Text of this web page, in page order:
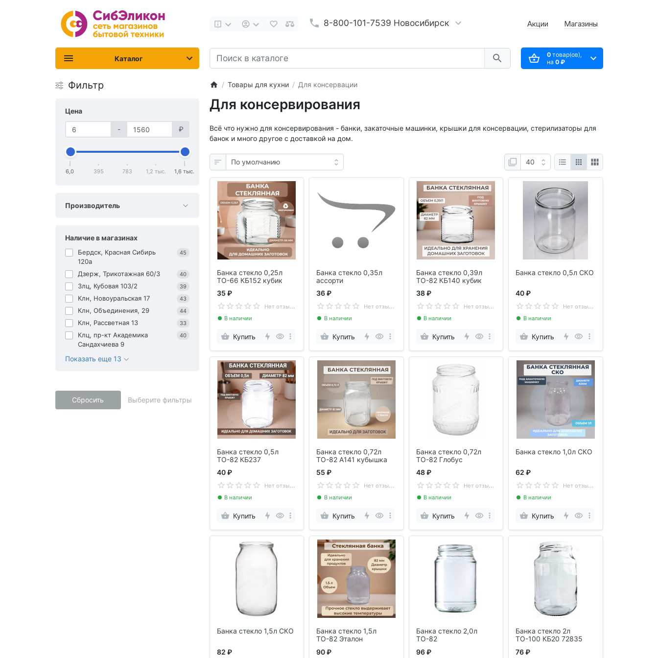
8-800-101-7539 Новосибирск Акции Магазины
0товар(ов),
на 0 ₽
Каталог
Фильтр
Цена
- ₽
6,0 395 783 1,2 тыс. 1,6 тыс.
Производитель
Наличие в магазинах
Бердск, Красная Сибирь
120а
45
Дзерж, Трикотажная 60/3 40
Злц, Кубовая 103/2 39
Клн, Новоуральская 17 43
Клн, Объединения, 29 44
Клн, Рассветная 13 33
Клц, пр-кт Академика
Сандахчиева 9
40
Показать еще 13
Сбросить Выберите фильтры
Товары для кухни Для консервации
Для консервирования
Всё что нужно для консервирования - банки, закаточные машинки, крышки для консервации, стерилизаторы для
банок и много другое с доставкой на дом.
Банка стекло 0,25л
ТО-66 КБ152 кубик
35 ₽
Н
ет отзывов
В наличии
Купить
Банка стекло 0,35л
ассорти
36 ₽
Н
ет отзывов
В наличии
Купить
Банка стекло 0,39л
ТО-82 КБ140 кубик
38 ₽
Н
ет отзывов
В наличии
Купить
Банка стекло 0,5л СКО
40 ₽
Н
ет отзывов
В наличии
Купить
Банка стекло 0,5л
ТО-82 КБ237
40 ₽
Н
ет отзывов
В наличии
Купить
Банка стекло 0,72л
ТО-82 А141 кубышка
55 ₽
Н
ет отзывов
В наличии
Купить
Банка стекло 0,72л
ТО-82 Глобус
48 ₽
Н
ет отзывов
В наличии
Купить
Банка стекло 1,0л СКО
62 ₽
Н
ет отзывов
В наличии
Купить
Банка стекло 1,5л СКО
82 ₽
Банка стекло 1,5л
ТО-82 Эталон
90 ₽
Банка стекло 2,0л
ТО-82
96 ₽
Банка стекло 2л
ТО-100 КБ20 72835
76 ₽